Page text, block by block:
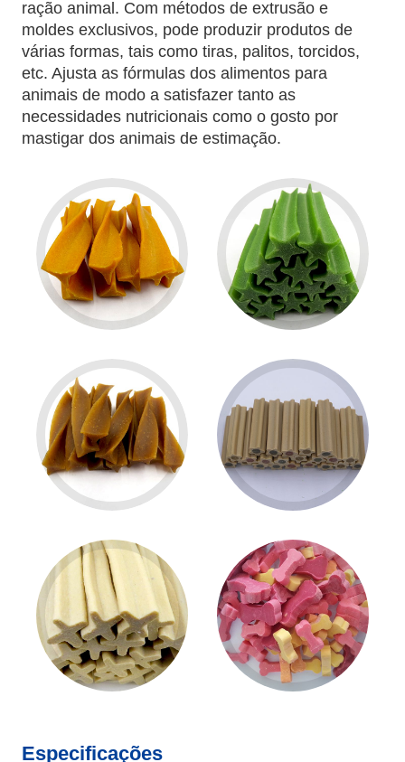
ração animal. Com métodos de extrusão e
moldes exclusivos, pode produzir produtos de
várias formas, tais como tiras, palitos, torcidos,
etc. Ajusta as fórmulas dos alimentos para
animais de modo a satisfazer tanto as
necessidades nutricionais como o gosto por
mastigar dos animais de estimação.
Especificações